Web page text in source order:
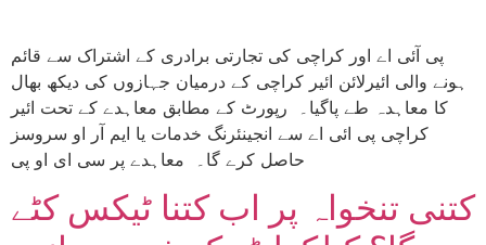
پی آئی اے اور کراچی کی تجارتی برادری کے اشتراک سے قائم
ہونے والی ائیرلائن ائیر کراچی کے درمیان جہازوں کی دیکھ بھال
کا معاہدہ طے پاگیا۔ رپورٹ کے مطابق معاہدے کے تحت ائیر
کراچی پی ائی اے سے انجینئرنگ خدمات یا ایم آر او سروسز
حاصل کرے گا۔ معاہدے پر سی ای او پی
کتنی تنخواہ پر اب کتنا ٹیکس کٹے